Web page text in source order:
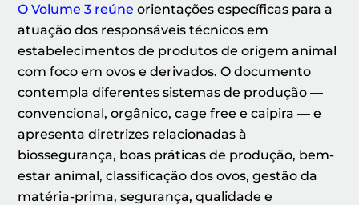
O Volume 3 reúneorientações específicas para a
atuação dos responsáveis técnicos em
estabelecimentos de produtos de origem animal
com foco em ovos e derivados. O documento
contempla diferentes sistemas de produção —
convencional, orgânico, cage free e caipira — e
apresenta diretrizes relacionadas à
biossegurança, boas práticas de produção, bem-
estar animal, classificação dos ovos, gestão da
matéria-prima, segurança, qualidade e